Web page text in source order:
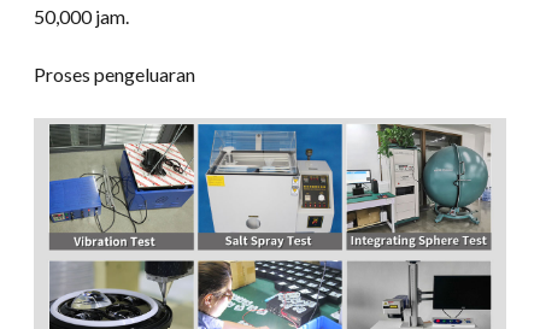
50,000 jam.
Proses pengeluaran